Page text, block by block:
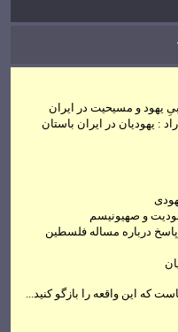
يهود و مسيحيت در ايران
: یهودیان در ایران باستان
و صهیونیسم
درباره مساله فلسطین
که این واقعه را بازگو کنید...